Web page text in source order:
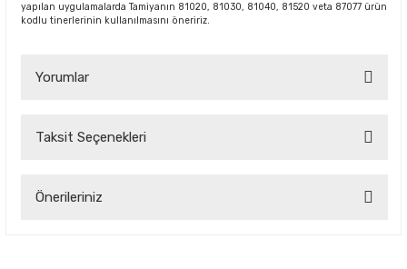
yapılan uygulamalarda Tamiyanın 81020, 81030, 81040, 81520 veta 87077 ürün
kodlu tinerlerinin kullanılmasını öneririz.
Yorumlar
Taksit Seçenekleri
Önerileriniz